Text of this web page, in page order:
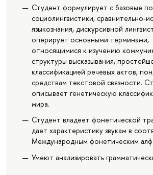
Студент формулирует с базовые
социолингвистики, сравнительно-
языкознания, дискурсивной
оперирует основными терминами,
относящимися к изучению
структуры высказывания,
классификацией речевых актов,
средствам текстовой связности.
описывает генетическую
мира.
Студент владеет фонетической
дает характеристику звукам в
Международным фонетическим
Умеют анализировать